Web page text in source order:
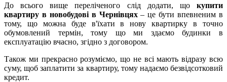
До всього вище переліченого слід додати, що купити
квартиру в новобудові в Чернівцях– це бути впевненим в
тому, що можна буде в'їхати в нову квартирку в точно
обумовлений термін, тому що ми здаємо будинки в
експлуатацію вчасно, згідно з договором.
Також ми прекрасно розуміємо, що не всі мають відразу всю
суму, щоб заплатити за квартиру, тому надаємо безвідсотковий
кредит.